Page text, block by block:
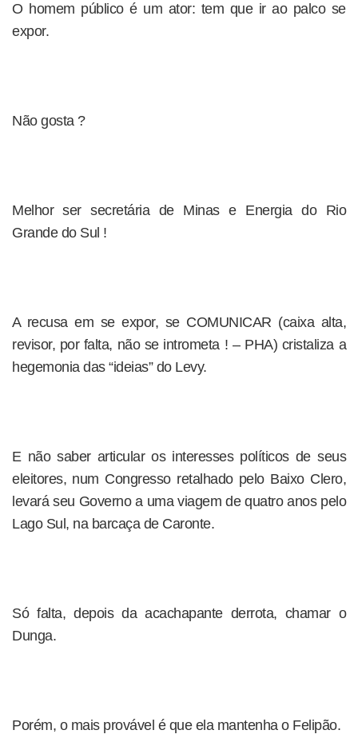
O homem público é um ator: tem que ir ao palco se
expor.
Não gosta ?
Melhor ser secretária de Minas e Energia do Rio
Grande do Sul !
A recusa em se expor, se COMUNICAR (caixa alta,
revisor, por falta, não se intrometa ! – PHA) cristaliza a
hegemonia das “ideias” do Levy.
E não saber articular os interesses políticos de seus
eleitores, num Congresso retalhado pelo Baixo Clero,
levará seu Governo a uma viagem de quatro anos pelo
Lago Sul, na barcaça de Caronte.
Só falta, depois da acachapante derrota, chamar o
Dunga.
Porém, o mais provável é que ela mantenha o Felipão.